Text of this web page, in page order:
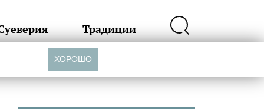
Традиции
ХОРОШО